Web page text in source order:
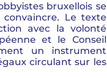
bruxellois se
Le texte
avec la volonté
et le Conseil
un instrument
circulant sur les